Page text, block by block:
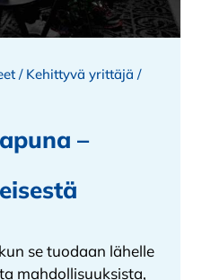
/ Kehittyvä yrittäjä /
–
se tuodaan lähelle
mahdollisuuksista,